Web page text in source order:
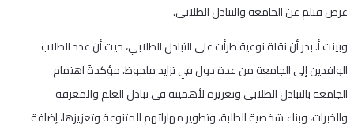
عرض فيلم عن الجامعة والتبادل الطلابي.
وبينت أ. بدر أن نقلة نوعية طرأت على التبادل الطلابي، حيث أن عدد الطلاب
الوافدين إلى الجامعة من عدة دول في تزايد ملحوظ، مؤكدةً اهتمام
الجامعة بالتبادل الطلابي وتعزيزه لأهميته في تبادل العلم والمعرفة
والخبرات، وبناء شخصية الطلبة، وتطوير مهاراتهم المتنوعة وتعزيزها، إضافة